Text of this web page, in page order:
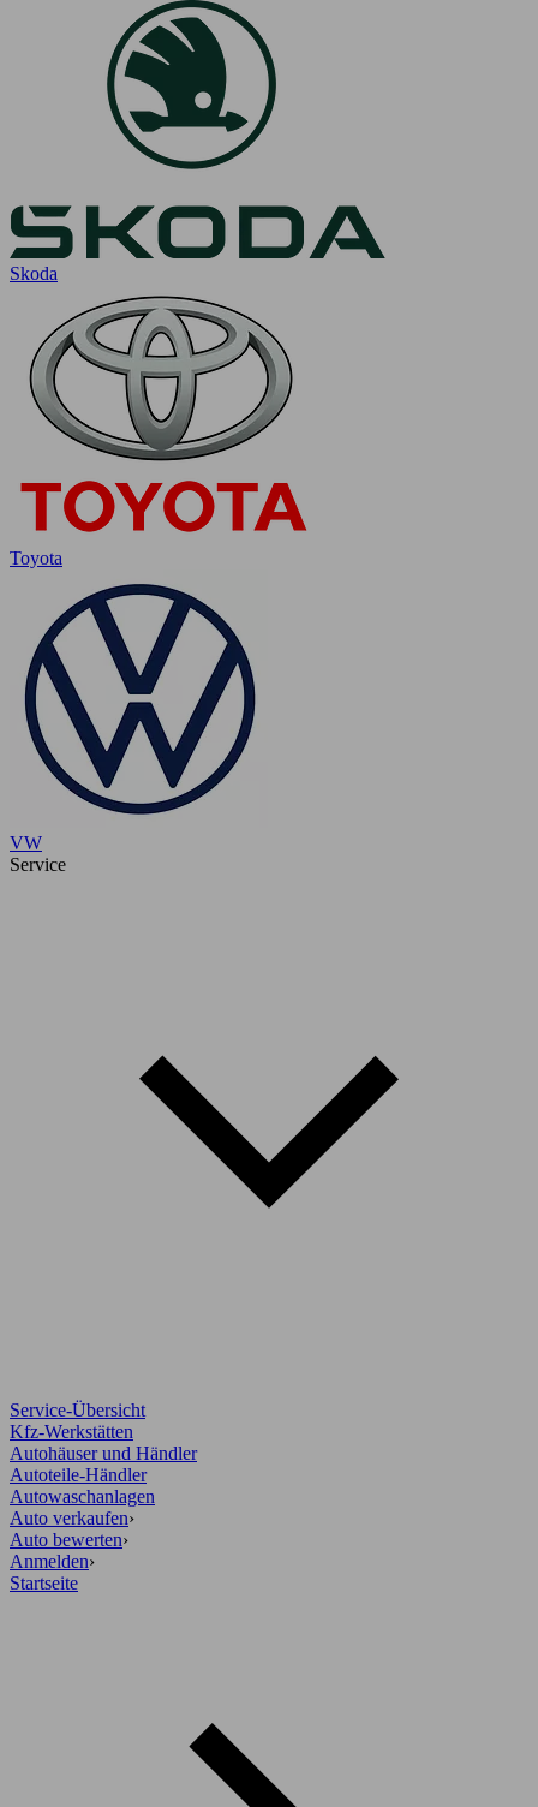
Skoda
Toyota
VW
Service
Service-Übersicht
Kfz-Werkstätten
Autohäuser und Händler
Autoteile-Händler
Autowaschanlagen
Auto verkaufen›
Auto bewerten›
Anmelden›
Startseite